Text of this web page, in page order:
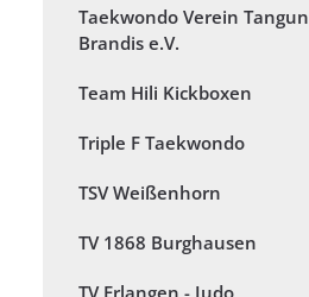
Taekwondo Verein Tangun
Brandis e.V.
Team Hili Kickboxen
Triple F Taekwondo
TSV Weißenhorn
TV 1868 Burghausen
TV Erlangen - Judo